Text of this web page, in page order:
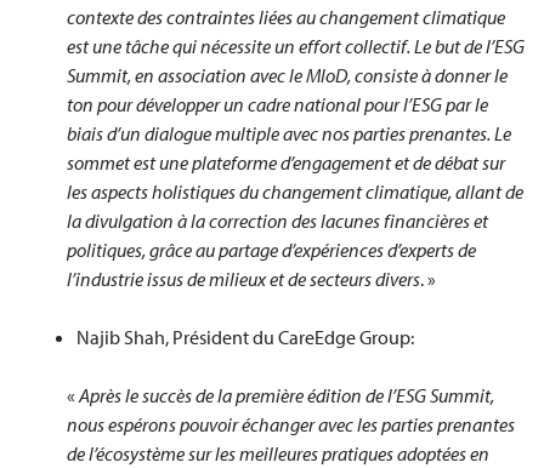
contexte des contraintes liées au changement climatique
est une tâche qui nécessite un effort collectif. Le but de l’ESG
Summit, en association avec le MIoD, consiste à donner le
ton pour développer un cadre national pour l’ESG par le
biais d’un dialogue multiple avec nos parties prenantes. Le
sommet est une plateforme d’engagement et de débat sur
les aspects holistiques du changement climatique, allant de
la divulgation à la correction des lacunes financières et
politiques, grâce au partage d’expériences d’experts de
l’industrie issus de milieux et de secteurs divers. »
Najib Shah, Président du CareEdge Group:
« Après le succès de la première édition de l’ESG Summit,
nous espérons pouvoir échanger avec les parties prenantes
de l’écosystème sur les meilleures pratiques adoptées en